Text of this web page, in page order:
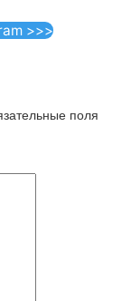
>>>
поля